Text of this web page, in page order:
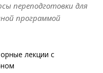
переподготовки для
программой
лекции с